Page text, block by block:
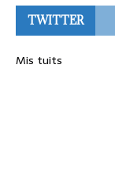
TWITTER
Mis tuits